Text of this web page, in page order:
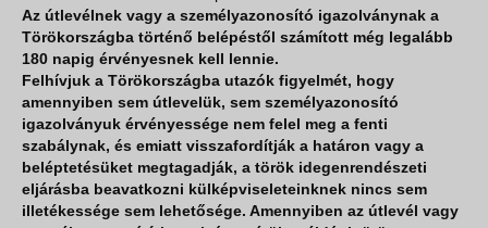
Az útlevélnek vagy a személyazonosító igazolványnak a
Törökországba történő belépéstől számított még legalább
180 napig érvényesnek kell lennie.
Felhívjuk a Törökországba utazók figyelmét, hogy
amennyiben sem útlevelük, sem személyazonosító
igazolványuk érvényessége nem felel meg a fenti
szabálynak, és emiatt visszafordítják a határon vagy a
beléptetésüket megtagadják, a török idegenrendészeti
eljárásba beavatkozni külképviseleteinknek nincs sem
illetékessége sem lehetősége. Amennyiben az útlevél vagy